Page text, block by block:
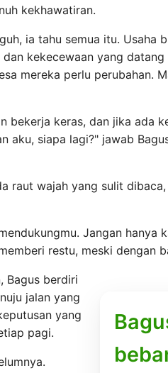
kekhawatiran.
ia tahu semua itu. Usaha
kekecewaan yang
mereka perlu perubahan.
keras, dan jika ada
siapa lagi?" jawab
raut wajah yang sulit
Jangan hanya
restu, meski dengan
Bagus berdiri
jalan yang
yang
pagi.